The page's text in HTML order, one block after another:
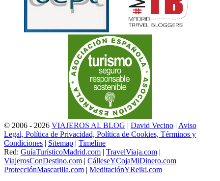
© 2006 - 2026 VIAJEROS AL BLOG | David Vecino | Aviso
Legal, Política de Privacidad, Política de Cookies, Términos y
Condiciones | Sitemap | Timeline
Red: GuíaTurísticoMadrid.com | TravelViaja.com |
ViajerosConDestino.com | CálleseYCojaMiDinero.com |
ProtecciónMascarilla.com | MeditaciónYReiki.com